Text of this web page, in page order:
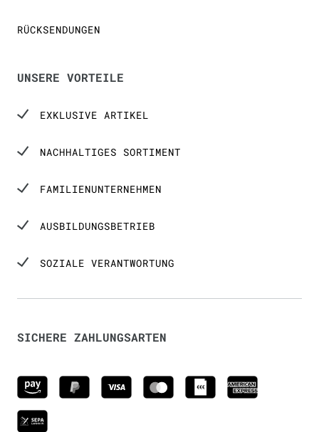
RÜCKSENDUNGEN
UNSERE VORTEILE
EXKLUSIVE ARTIKEL
NACHHALTIGES SORTIMENT
FAMILIENUNTERNEHMEN
AUSBILDUNGSBETRIEB
SOZIALE VERANTWORTUNG
SICHERE ZAHLUNGSARTEN